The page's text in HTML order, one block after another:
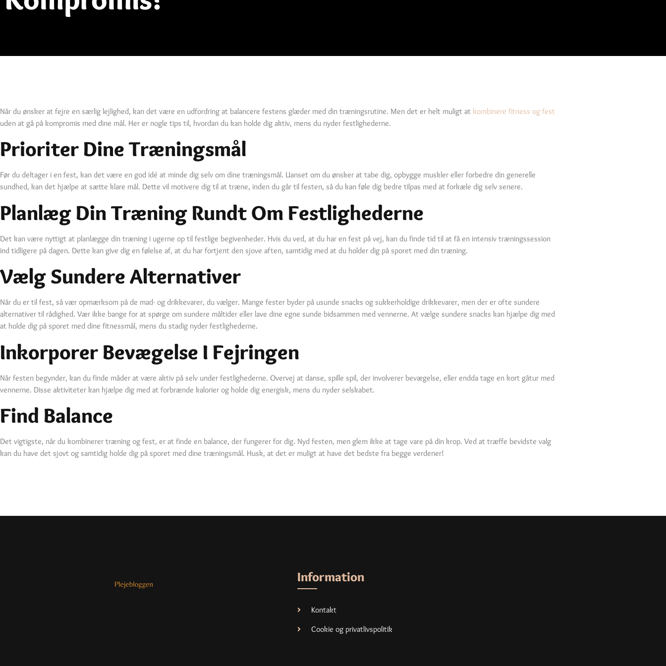
Når du ønsker at fejre en særlig lejlighed, kan det være en udfordring at balancere festens glæder med din træningsrutine. Men det er helt muligt at kombinere fitness og fest
uden at gå på kompromis med dine mål. Her er nogle tips til, hvordan du kan holde dig aktiv, mens du nyder festlighederne.
Prioriter Dine Træningsmål
Før du deltager i en fest, kan det være en god idé at minde dig selv om dine træningsmål. Uanset om du ønsker at tabe dig, opbygge muskler eller forbedre din generelle
sundhed, kan det hjælpe at sætte klare mål. Dette vil motivere dig til at træne, inden du går til festen, så du kan føle dig bedre tilpas med at forkæle dig selv senere.
Planlæg Din Træning Rundt Om Festlighederne
Det kan være nyttigt at planlægge din træning i ugerne op til festlige begivenheder. Hvis du ved, at du har en fest på vej, kan du finde tid til at få en intensiv træningssession
ind tidligere på dagen. Dette kan give dig en følelse af, at du har fortjent den sjove aften, samtidig med at du holder dig på sporet med din træning.
Vælg Sundere Alternativer
Når du er til fest, så vær opmærksom på de mad- og drikkevarer, du vælger. Mange fester byder på usunde snacks og sukkerholdige drikkevarer, men der er ofte sundere
alternativer til rådighed. Vær ikke bange for at spørge om sundere måltider eller lave dine egne sunde bidsammen med vennerne. At vælge sundere snacks kan hjælpe dig med
at holde dig på sporet med dine fitnessmål, mens du stadig nyder festlighederne.
Inkorporer Bevægelse I Fejringen
Når festen begynder, kan du finde måder at være aktiv på selv under festlighederne. Overvej at danse, spille spil, der involverer bevægelse, eller endda tage en kort gåtur med
vennerne. Disse aktiviteter kan hjælpe dig med at forbrænde kalorier og holde dig energisk, mens du nyder selskabet.
Find Balance
Det vigtigste, når du kombinerer træning og fest, er at finde en balance, der fungerer for dig. Nyd festen, men glem ikke at tage vare på din krop. Ved at træffe bevidste valg
kan du have det sjovt og samtidig holde dig på sporet med dine træningsmål. Husk, at det er muligt at have det bedste fra begge verdener!
Information
Kontakt
Cookie og privatlivspolitik